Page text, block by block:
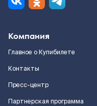
Компания
Главное о Купибилете
Контакты
Пресс-центр
Партнерская программа